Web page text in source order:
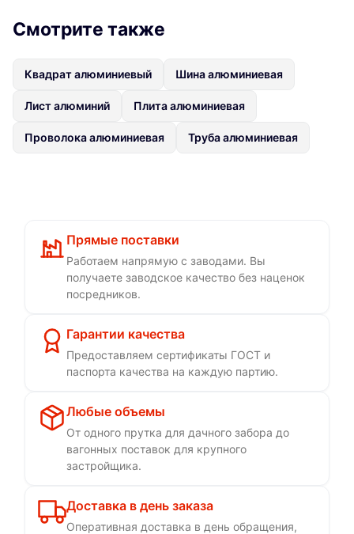
Смотрите также
Квадрат алюминиевый Шина алюминиевая
Лист алюминий Плита алюминиевая
Проволока алюминиевая Труба алюминиевая
Прямые поставки
Работаем напрямую с заводами. Вы
получаете заводское качество без наценок
посредников.
Гарантии качества
Предоставляем сертификаты ГОСТ и
паспорта качества на каждую партию.
Любые объемы
От одного прутка для дачного забора до
вагонных поставок для крупного
застройщика.
Доставка в день заказа
Оперативная доставка в день обращения,